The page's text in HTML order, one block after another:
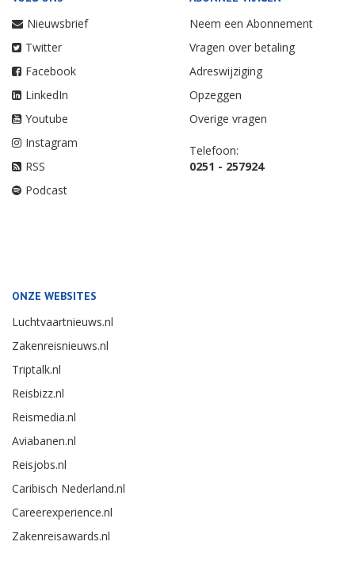
Nieuwsbrief
Twitter
Facebook
LinkedIn
Youtube
Instagram
RSS
Podcast
Neem een Abonnement
Vragen over betaling
Adreswijziging
Opzeggen
Overige vragen
Telefoon:
0251 - 257924
ONZE WEBSITES
Luchtvaartnieuws.nl
Zakenreisnieuws.nl
Triptalk.nl
Reisbizz.nl
Reismedia.nl
Aviabanen.nl
Reisjobs.nl
Caribisch Nederland.nl
Careerexperience.nl
Zakenreisawards.nl